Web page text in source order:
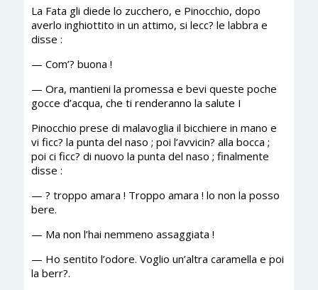
La Fata gli diede lo zucchero, e Pinocchio, dopo
averlo inghiottito in un attimo, si lecc? le labbra e
disse :
— Com’? buona !
— Ora, mantieni la promessa e bevi queste poche
gocce d’acqua, che ti renderanno la salute I
Pinocchio prese di malavoglia il bicchiere in mano e
vi ficc? la punta del naso ; poi l’avvicin? alla bocca ;
poi ci ficc? di nuovo la punta del naso ; finalmente
disse :
— ? troppo amara ! Troppo amara ! lo non la posso
bere.
— Ma non l’hai nemmeno assaggiata !
— Ho sentito l’odore. Voglio un’altra caramella e poi
la berr?.